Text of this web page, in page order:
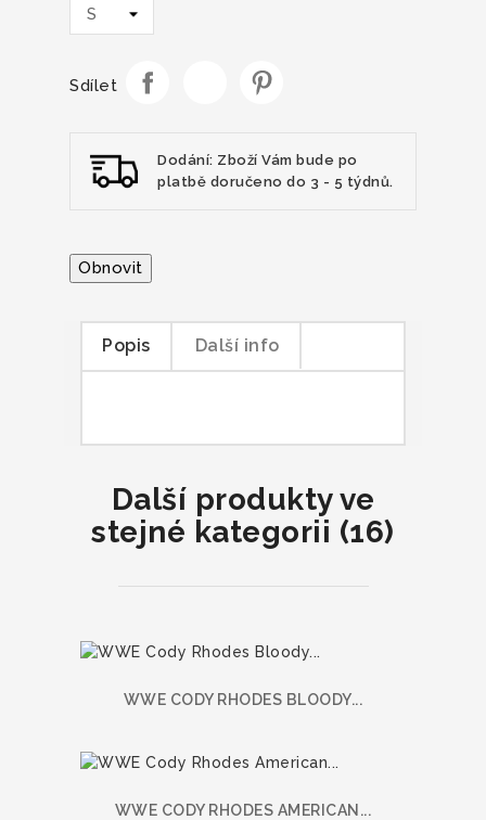
Sdílet
Dodání: Zboží Vám bude po
platbě doručeno do 3 - 5 týdnů.
Popis Další info
Další produkty ve
stejné kategorii (16)
WWE CODY RHODES BLOODY...
WWE CODY RHODES AMERICAN...